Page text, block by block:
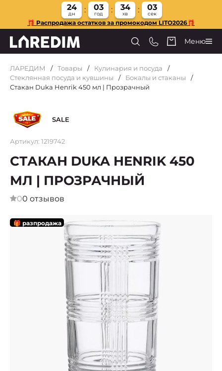
24
дн
03
год
34
хв
02
сек
🎁 Распродажа остатков за промокодом LITO2026🎁
Меню
ЛАРЕДИМ Товары
Кулинария и посуда
Стеклянная посуда и кувшины
Бокалы и стаканы
Стакан Duka Henrik 450 мл | Прозрачный
SALE
Артикул: 1219742
СТАКАН DUKA HENRIK 450
МЛ | ПРОЗРАЧНЫЙ
00 отзывов
🎁 разпродажа